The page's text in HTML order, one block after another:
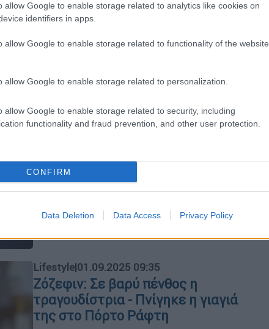
allow Google to enable storage related to analytics like cookies on
identifiers in apps.
allow Google to enable storage related to functionality of the website
allow Google to enable storage related to personalization.
allow Google to enable storage related to security, including
functionality and fraud prevention, and other user protection.
CONFIRM
Data Deletion Data Access Privacy Policy
Αγωνίστηκε για να βρει τα
εξαφανισμένα από τη δικτατορία
παιδιά
«Δεν έβρισκα σφυγμό. Μαζί μου
ήταν δύο γιατροί» αποκαλύπτει ο
σώσει τη γιαγιά της Ζόζεφιν
Δύσκολες στιγμές βιώνει τις
τελευταίες ώρες η Ζόζεφιν, καθώς η
πολυαγαπημένη της γιαγιά πνίγηκε σε
Lifestyle|01.09.2025 09:35
Ζόζεφιν: Σε βαρύ πένθος η
τραγουδίστρια - Πνίγηκε η γιαγιά
της στο Πόρτο Ράφτη